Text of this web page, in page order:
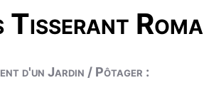
Tisserant
d'un Jardin / Pôtager :